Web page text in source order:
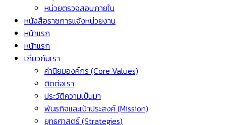
หน่วยตรวจสอบภายใน
หนังสือราชการแจ้งหน่วยงาน
หน้าแรก
หน้าแรก
เกี่ยวกับเรา
ค่านิยมองค์กร (Core Values)
ติดต่อเรา
ประวัติความเป็นมา
พันธกิจและเป้าประสงค์ (Mission)
ยุทธศาสตร์ (Strategies)